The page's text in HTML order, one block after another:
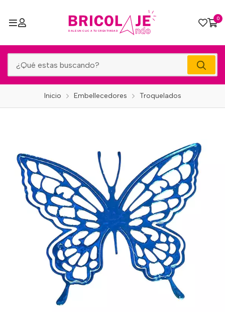
0
Inicio Embellecedores Troquelados